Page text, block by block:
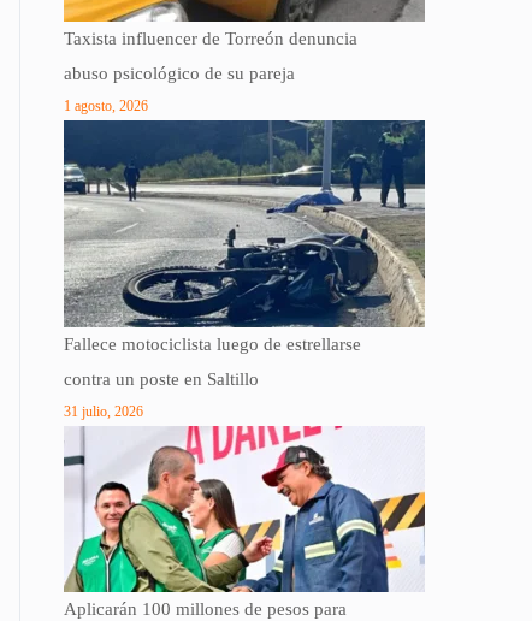
Taxista influencer de Torreón denuncia
abuso psicológico de su pareja
1 agosto, 2026
Fallece motociclista luego de estrellarse
contra un poste en Saltillo
31 julio, 2026
Aplicarán 100 millones de pesos para